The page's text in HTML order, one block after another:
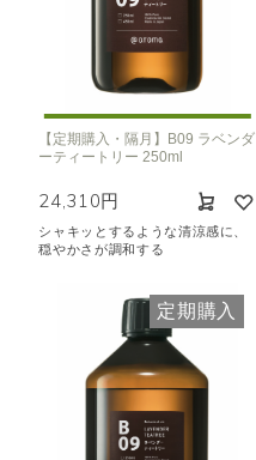
【定期購入・隔月】B09 ラベンダ
ーティートリー 250ml
24,310円
シャキッとするような清涼感に、
穏やかさが調和する
定期購入